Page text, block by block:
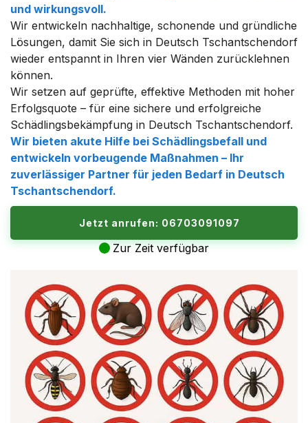
und wirkungsvoll.
Wir entwickeln nachhaltige, schonende und gründliche
Lösungen, damit Sie sich in Deutsch Tschantschendorf
wieder entspannt in Ihren vier Wänden zurücklehnen
können.
Wir setzen auf geprüfte, effektive Methoden mit hoher
Erfolgsquote – für eine sichere und erfolgreiche
Schädlingsbekämpfung in Deutsch Tschantschendorf.
Wir bieten akute Hilfe bei Schädlingsbefall und
entwickeln vorbeugende Maßnahmen – Ihr
zuverlässiger Partner für jeden Bedarf in Deutsch
Tschantschendorf.
Jetzt anrufen: 06703091097
Zur Zeit verfügbar